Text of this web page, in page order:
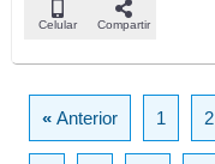
Celular Compartir
«Anterior 1 2